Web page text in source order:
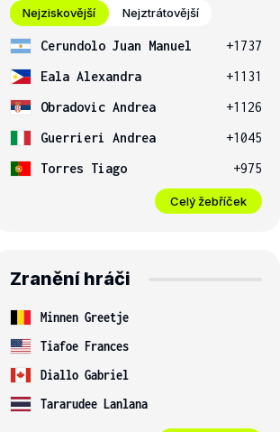
Nejziskovější Nejztrátovější
Cerundolo Juan Manuel
+1737
Eala Alexandra
+1131
Obradovic Andrea
+1126
Guerrieri Andrea
+1045
Torres Tiago
+975
Celý žebříček
Zranění hráči
Minnen Greetje
Tiafoe Frances
Diallo Gabriel
Tararudee Lanlana